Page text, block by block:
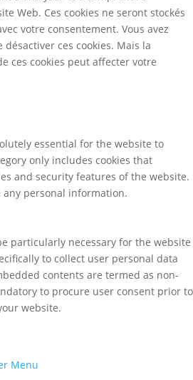
Web. Ces cookies ne seront stockés
votre consentement. Vous avez
ces cookies. Mais la
ces cookies peut affecter votre
essential for the website to
only includes cookies that
and security features of the website.
any personal information.
particularly necessary for the website
to collect user personal data
contents are termed as non-
to procure user consent prior to
website.